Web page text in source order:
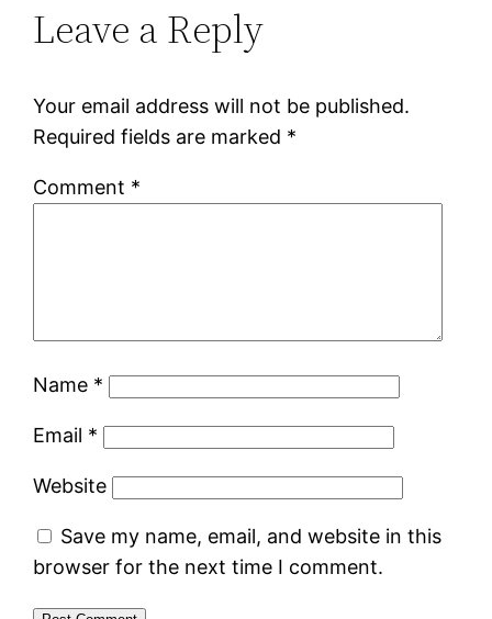
Leave a Reply
Your email address will not be published.
Required fields are marked *
Comment *
Name *
Email *
Website
Save my name, email, and website in this
browser for the next time I comment.